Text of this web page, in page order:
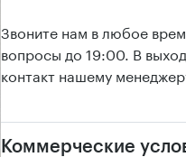
Звоните нам в любое
вопросы до 19:00. В
контакт нашему
Коммерческие